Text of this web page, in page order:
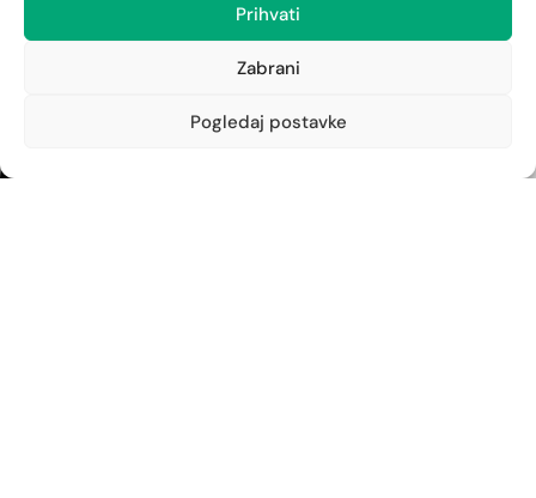
Prihvati
Zabrani
Pogledaj postavke
Newsletter